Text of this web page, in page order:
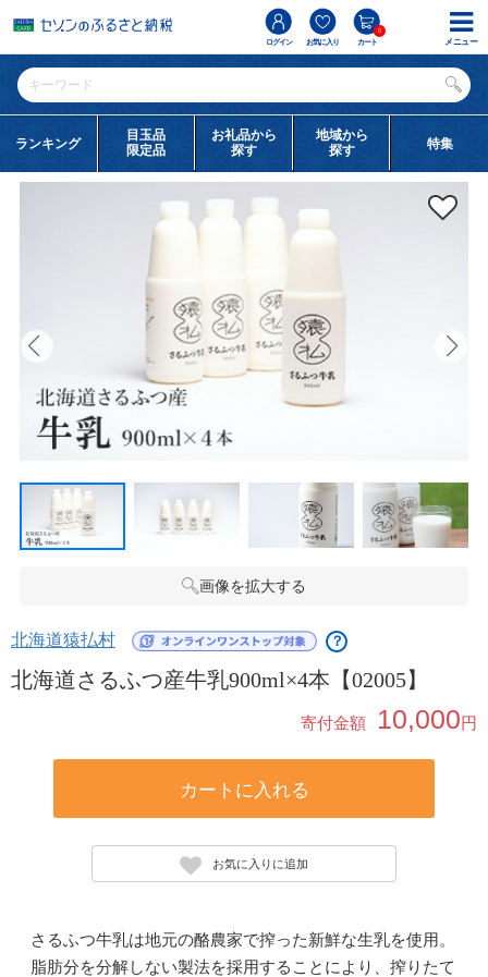
ログイン お気に入り カート
0
ランキング
目玉品
限定品
お礼品から
探す
地域から
探す
特集
画像を拡大する
北海道猿払村 ？
北海道さるふつ産牛乳900ml×4本【02005】
寄付金額 10,000円
カートに入れる
お気に入りに追加
さるふつ牛乳は地元の酪農家で搾った新鮮な生乳を使用。
脂肪分を分解しない製法を採用することにより、搾りたて
メニュー